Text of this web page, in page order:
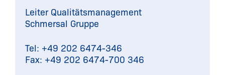
Leiter Qualitätsmanagement
Schmersal Gruppe
Tel: +49 202 6474-346
Fax: +49 202 6474-700 346